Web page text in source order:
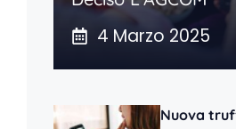
4 Marzo 2025
Nuova